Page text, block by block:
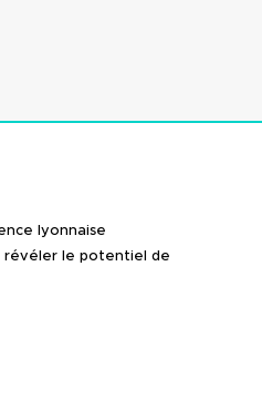
lyonnaise
révéler le potentiel de